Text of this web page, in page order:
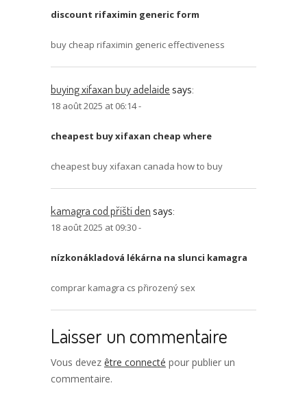
discount rifaximin generic form
buy cheap rifaximin generic effectiveness
buying xifaxan buy adelaidesays:
18 août 2025 at 06:14 -
cheapest buy xifaxan cheap where
cheapest buy xifaxan canada how to buy
kamagra cod příští densays:
18 août 2025 at 09:30 -
nízkonákladová lékárna na slunci kamagra
comprar kamagra cs přirozený sex
Laisser un commentaire
Vous devez être connecté pour publier un
commentaire.